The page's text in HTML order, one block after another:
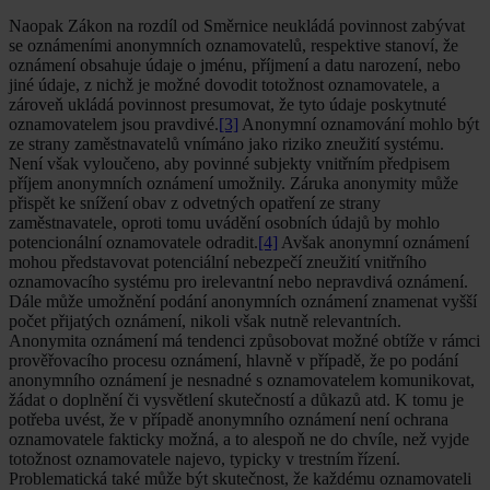
Naopak Zákon na rozdíl od Směrnice neukládá povinnost zabývat
se oznámeními anonymních oznamovatelů, respektive stanoví, že
oznámení obsahuje údaje o jménu, příjmení a datu narození, nebo
jiné údaje, z nichž je možné dovodit totožnost oznamovatele, a
zároveň ukládá povinnost presumovat, že tyto údaje poskytnuté
oznamovatelem jsou pravdivé.[3] Anonymní oznamování mohlo být
ze strany zaměstnavatelů vnímáno jako riziko zneužití systému.
Není však vyloučeno, aby povinné subjekty vnitřním předpisem
příjem anonymních oznámení umožnily. Záruka anonymity může
přispět ke snížení obav z odvetných opatření ze strany
zaměstnavatele, oproti tomu uvádění osobních údajů by mohlo
potencionální oznamovatele odradit.[4] Avšak anonymní oznámení
mohou představovat potenciální nebezpečí zneužití vnitřního
oznamovacího systému pro irelevantní nebo nepravdivá oznámení.
Dále může umožnění podání anonymních oznámení znamenat vyšší
počet přijatých oznámení, nikoli však nutně relevantních.
Anonymita oznámení má tendenci způsobovat možné obtíže v rámci
prověřovacího procesu oznámení, hlavně v případě, že po podání
anonymního oznámení je nesnadné s oznamovatelem komunikovat,
žádat o doplnění či vysvětlení skutečností a důkazů atd. K tomu je
potřeba uvést, že v případě anonymního oznámení není ochrana
oznamovatele fakticky možná, a to alespoň ne do chvíle, než vyjde
totožnost oznamovatele najevo, typicky v trestním řízení.
Problematická také může být skutečnost, že každému oznamovateli